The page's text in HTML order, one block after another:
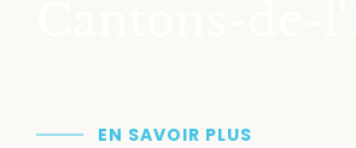
EN SAVOIR PLUS